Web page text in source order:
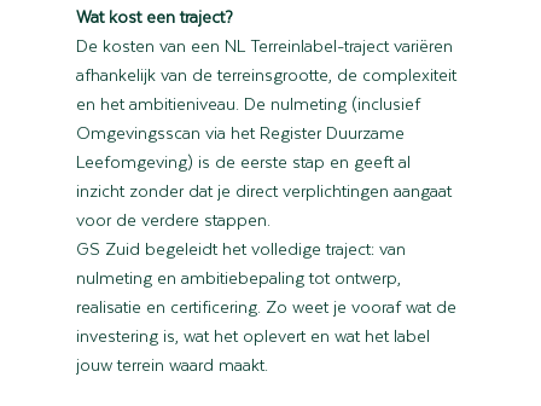
Wat kost een traject?
De kosten van een NL Terreinlabel-traject variëren
afhankelijk van de terreinsgrootte, de complexiteit
en het ambitieniveau. De nulmeting (inclusief
Omgevingsscan via het Register Duurzame
Leefomgeving) is de eerste stap en geeft al
inzicht zonder dat je direct verplichtingen aangaat
voor de verdere stappen.
GS Zuid begeleidt het volledige traject: van
nulmeting en ambitiebepaling tot ontwerp,
realisatie en certificering. Zo weet je vooraf wat de
investering is, wat het oplevert en wat het label
jouw terrein waard maakt.